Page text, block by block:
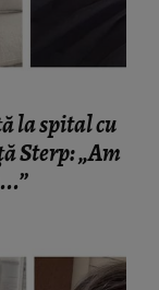
la spital cu
Sterp: „Am